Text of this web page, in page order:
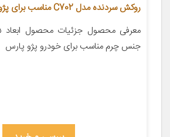
روکش سردنده مدل C702 مناسب برای پژو پارس
جنس چرم مناسب برای خودرو پژو پارس